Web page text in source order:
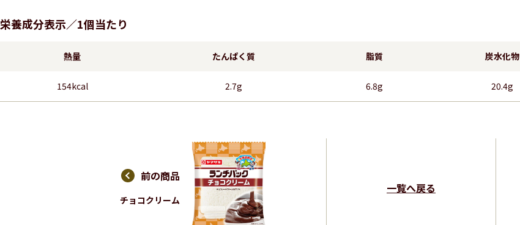
栄養成分表示／1個当たり
熱量 たんぱく質 脂質 炭水化物
154kcal 2.7g 6.8g 20.4g
前の商品
チョコクリーム
一覧へ戻る